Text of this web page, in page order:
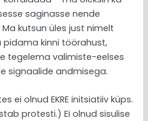
saginasse nende
kutsun üles just nimelt
kinni töörahust,
tegelema valimiste-eelses
signaalide andmisega.
ei olnud EKRE initsiatiiv küps.
protesti.) Ei olnud sisulise